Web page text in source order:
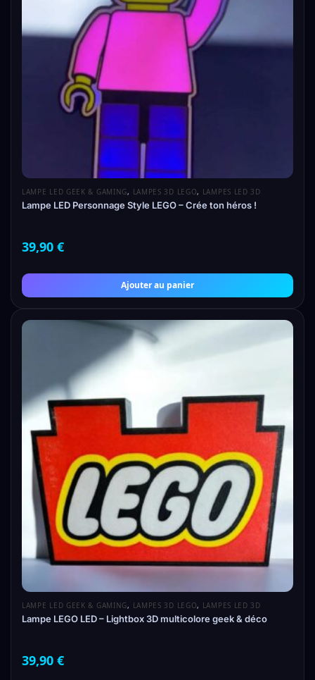
LAMPE LED GEEK & GAMING, LAMPES 3D LEGO, LAMPES LED 3D
Lampe LED Personnage Style LEGO – Crée ton héros !
39,90 €
Ajouter au panier
LAMPE LED GEEK & GAMING, LAMPES 3D LEGO, LAMPES LED 3D
Lampe LEGO LED – Lightbox 3D multicolore geek & déco
39,90 €